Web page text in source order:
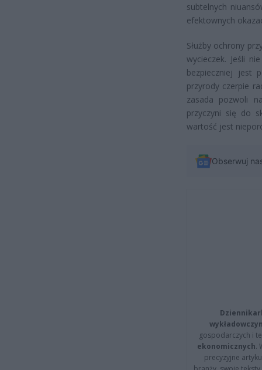
subtelnych
efektownych
Służby ochrony
wycieczek. Jeśli
bezpieczniej jest
przyrody czerpie
zasada pozwoli
przyczyni się do
wartość jest
Obserwuj
gospodarczych i
ekonomicznych.
precyzyjne